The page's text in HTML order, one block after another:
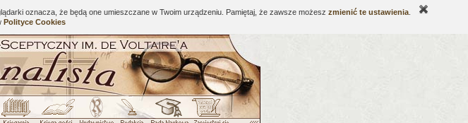
oznacza, że będą one umieszczane w Twoim urządzeniu. Pamiętaj, że zawsze możesz zmienić te ustawienia
Polityce Cookies